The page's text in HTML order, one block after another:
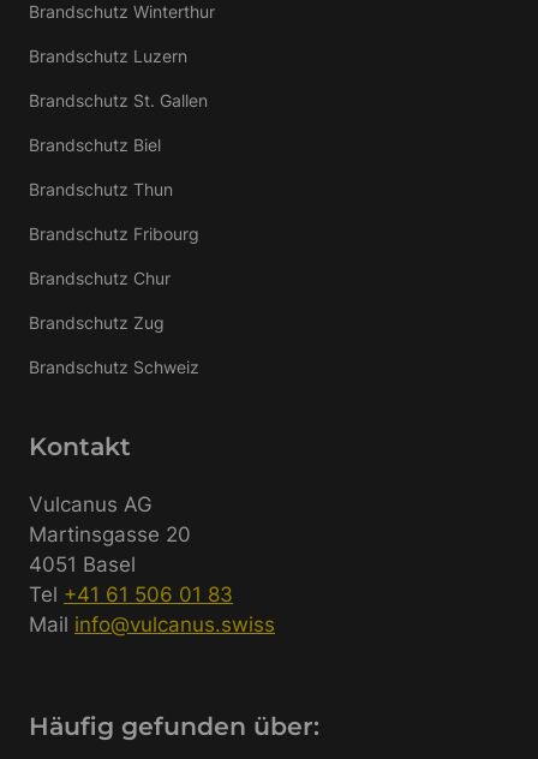
Brandschutz Winterthur
Brandschutz Luzern
Brandschutz St. Gallen
Brandschutz Biel
Brandschutz Thun
Brandschutz Fribourg
Brandschutz Chur
Brandschutz Zug
Brandschutz Schweiz
Kontakt
Vulcanus AG
Martinsgasse 20
4051 Basel
Tel +41 61 506 01 83
Mail info@vulcanus.swiss
Häufig gefunden über: